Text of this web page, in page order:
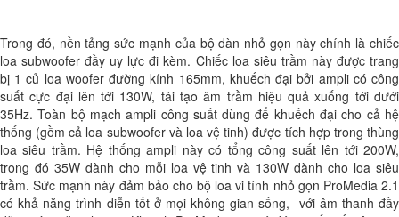
Trong đó, nền tảng sức mạnh của bộ dàn nhỏ gọn này chính là chiếc
loa subwoofer đầy uy lực đi kèm. Chiếc loa siêu trầm này được trang
bị 1 củ loa woofer đường kính 165mm, khuếch đại bởi ampli có công
suất cực đại lên tới 130W, tái tạo âm trầm hiệu quả xuống tới dưới
35Hz. Toàn bộ mạch ampli công suất dùng để khuếch đại cho cả hệ
thống (gồm cả loa subwoofer và loa vệ tinh) được tích hợp trong thùng
loa siêu trầm. Hệ thống ampli này có tổng công suất lên tới 200W,
trong đó 35W dành cho mỗi loa vệ tinh và 130W dành cho loa siêu
trầm. Sức mạnh này đảm bảo cho bộ loa vi tính nhỏ gọn ProMedia 2.1
có khả năng trình diễn tốt ở mọi không gian sống, với âm thanh đầy